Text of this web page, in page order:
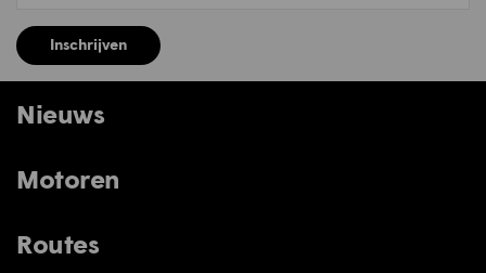
Inschrijven
Nieuws
Motoren
Routes